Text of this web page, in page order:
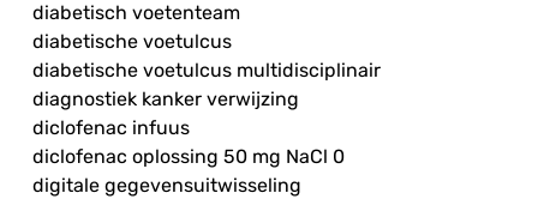
diabetisch voetenteam
diabetische voetulcus
diabetische voetulcus multidisciplinair
diagnostiek kanker verwijzing
diclofenac infuus
diclofenac oplossing 50 mg NaCl 0
digitale gegevensuitwisseling